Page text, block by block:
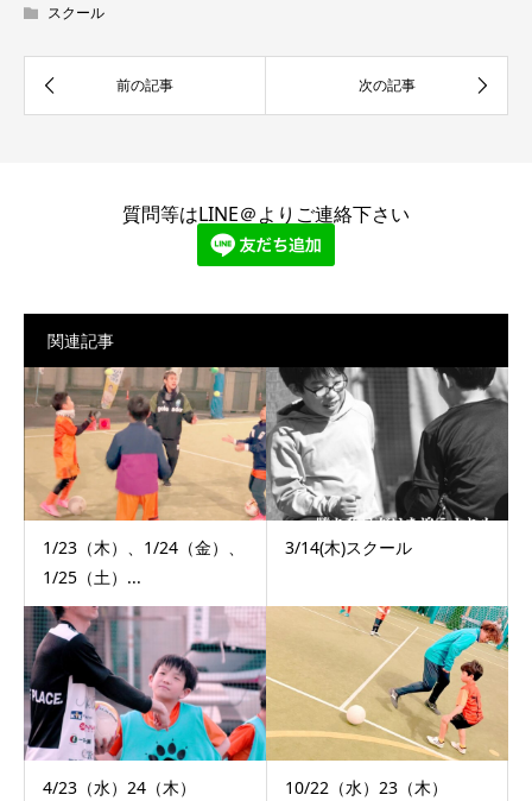
スクール
質問等はLINE＠よりご連絡下さい
関連記事
1/23（木）、1/24（金）、
1/25（土）...
3/14(木)スクール
4/23（水）24（木）
10/22（水）23（木）